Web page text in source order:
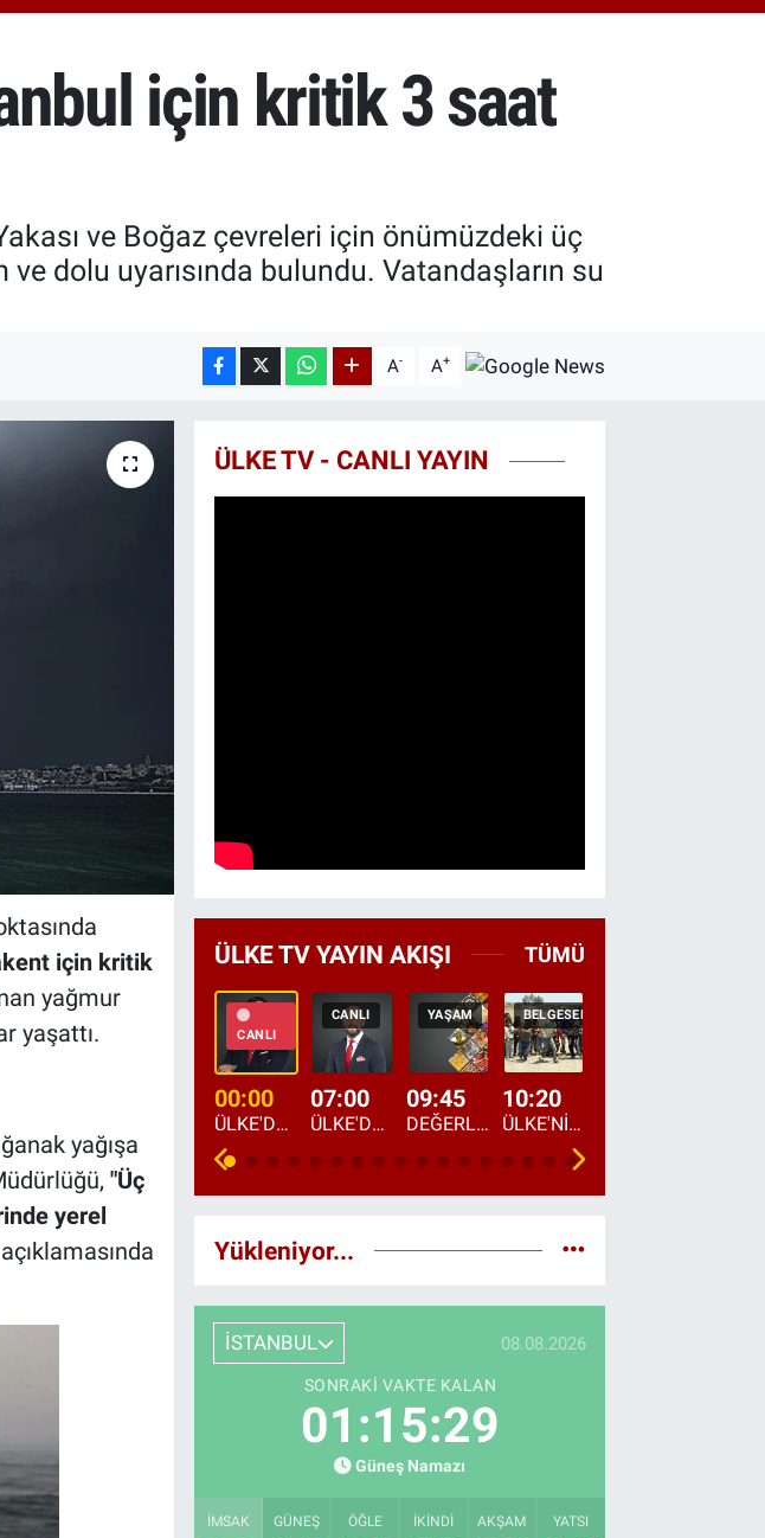
BITCOIN
64.960,21
%0.87
için kritik 3 saat
ve Boğaz çevreleri için önümüzdeki üç
dolu uyarısında bulundu. Vatandaşların su
A- A+
için kritik
yağmur
yaşattı.
yağışa
"Üç
yerel
açıklamasında
ÜLKE TV - CANLI YAYIN
ÜLKE TV YAYIN AKIŞI TÜMÜ
CANLI
00:00
ÜLKE'DE BU GECE
CANLI
07:00
ÜLKE'DE HAFTA SONU
YAŞAM
09:45
DEĞERLERİN DAVETİ
BELGESEL
10:20
ÜLKE'NİN ÇOCUKLARI
Yükleniyor...
İSTANBUL 08.08.2026
SONRAKI VAKTE KALAN
01:15:27
Güneş Namazı
İMSAK GÜNEŞ ÖĞLE İKINDI AKŞAM YATSI